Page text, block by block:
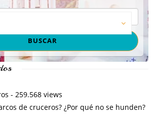
- 259.568 views
de cruceros? ¿Por qué no se hunden?